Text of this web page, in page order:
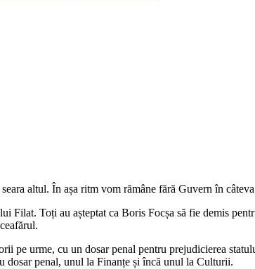
altul. În așa ritm vom rămâne fără Guvern în
Toți au așteptat ca Boris Focșa să fie demis
pe urme, cu un dosar penal pentru prejudicierea
dosar penal, unul la Finanțe și încă unul la Culturii.